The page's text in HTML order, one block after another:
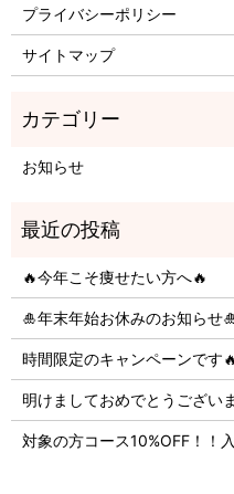
プライバシーポリシー
サイトマップ
お知らせ
🔥今年こそ痩せたい方へ🔥
🎍年末年始お休みのお知らせ
時間限定のキャンペーンです
明けましておめでとうござい
対象の方コース10%OFF！！